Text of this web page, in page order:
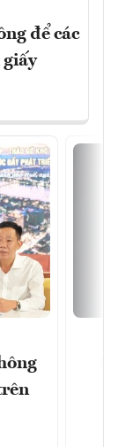
để các
giấy